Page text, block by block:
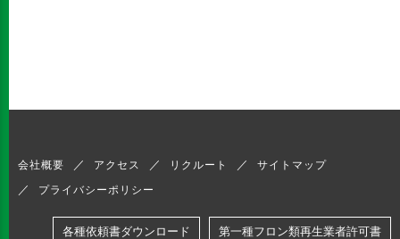
会社概要 アクセス リクルート サイトマップ
プライバシーポリシー
各種依頼書ダウンロード 第一種フロン類再生業者許可書